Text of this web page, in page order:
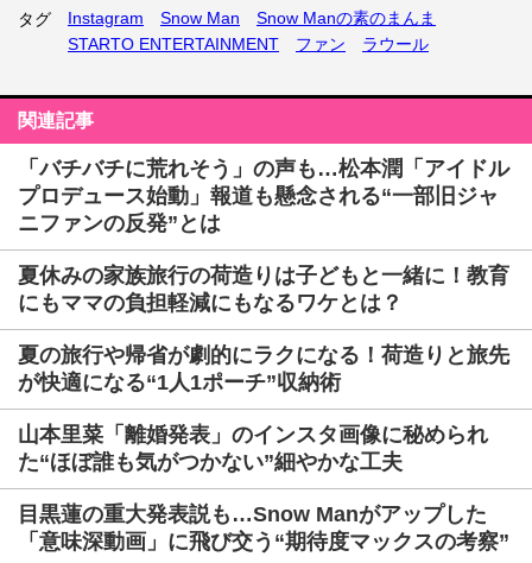
タグ Instagram Snow Man
Snow Manの素のまんま
STARTO ENTERTAINMENT
ファン ラウール
関連記事
「バチバチに荒れそう」の声も…松本潤「アイドル
プロデュース始動」報道も懸念される“一部旧ジャ
ニファンの反発”とは
夏休みの家族旅行の荷造りは子どもと一緒に！教育
にもママの負担軽減にもなるワケとは？
夏の旅行や帰省が劇的にラクになる！荷造りと旅先
が快適になる“1人1ポーチ”収納術
山本里菜「離婚発表」のインスタ画像に秘められ
た“ほぼ誰も気がつかない”細やかな工夫
目黒蓮の重大発表説も…Snow Manがアップした
「意味深動画」に飛び交う“期待度マックスの考察”